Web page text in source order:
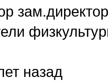
назад